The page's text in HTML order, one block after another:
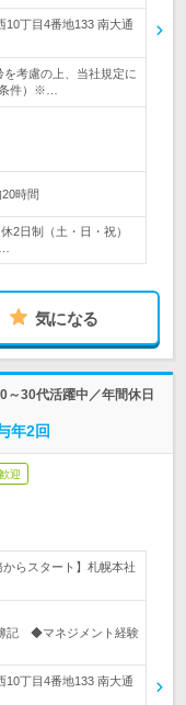
10丁目4番地133 南大通
考慮の上、当社規定に
件）※…
時間
2日制（土・日・祝）
気になる
～30代活躍中／年間休日
年2回
迎
からスタート】札幌本社
記 ◆マネジメント経験
10丁目4番地133 南大通